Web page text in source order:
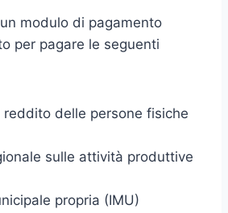
modulo di pagamento
per pagare le seguenti
reddito delle persone fisiche
sulle attività produttive
propria (IMU)